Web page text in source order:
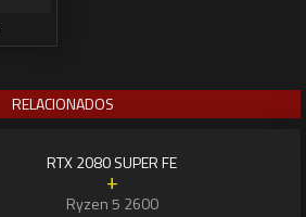
RELACIONADOS
RTX 2080 SUPER FE
+
Ryzen 5 2600